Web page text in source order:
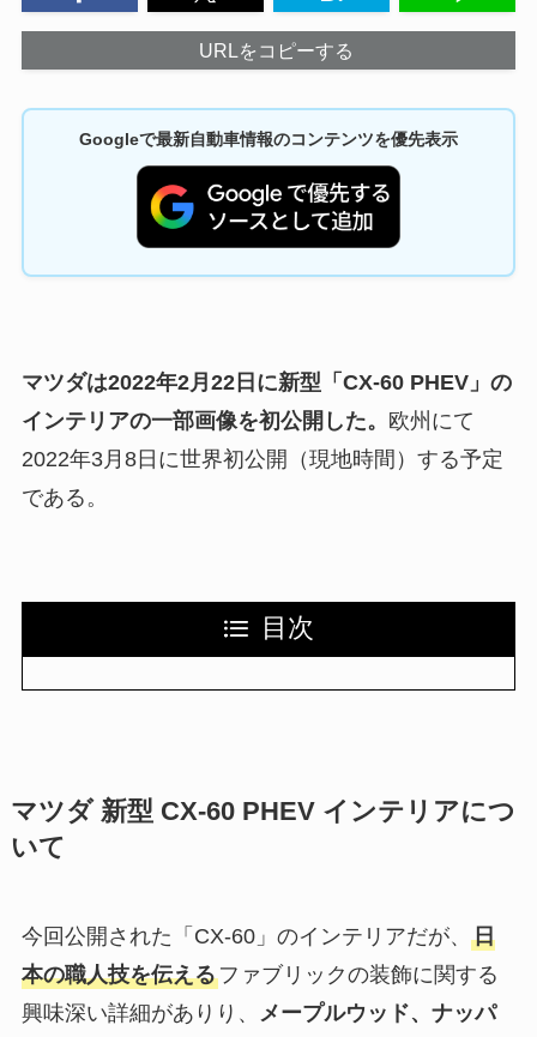
URLをコピーする
Googleで最新自動車情報のコンテンツを優先表示
マツダは2022年2月22日に新型「CX-60 PHEV」の
インテリアの一部画像を初公開した。 欧州にて
2022年3月8日に世界初公開（現地時間）する予定
である。
目次
マツダ 新型 CX-60 PHEV インテリアにつ
いて
今回公開された「CX-60」のインテリアだが、 日
本の職人技を伝えるファブリックの装飾に関する
興味深い詳細がありり、
メープルウッド、ナッパ